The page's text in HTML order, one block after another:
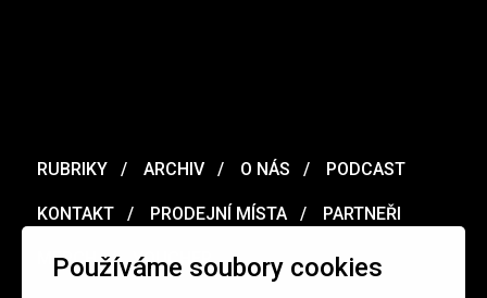
Používáme soubory cookies
RUBRIKY ARCHIV O NÁS PODCAST
KONTAKT PRODEJNÍ MÍSTA PARTNEŘI
MERCH VOUCHER